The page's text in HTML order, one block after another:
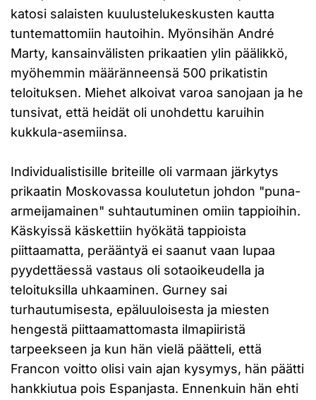
katosi salaisten kuulustelukeskusten kautta
tuntemattomiin hautoihin. Myönsihän André
Marty, kansainvälisten prikaatien ylin päälikkö,
myöhemmin määränneensä 500 prikatistin
teloituksen. Miehet alkoivat varoa sanojaan ja he
tunsivat, että heidät oli unohdettu karuihin
kukkula-asemiinsa.
Individualistisille briteille oli varmaan järkytys
prikaatin Moskovassa koulutetun johdon "puna-
armeijamainen" suhtautuminen omiin tappioihin.
Käskyissä käskettiin hyökätä tappioista
piittaamatta, perääntyä ei saanut vaan lupaa
pyydettäessä vastaus oli sotaoikeudella ja
teloituksilla uhkaaminen. Gurney sai
turhautumisesta, epäluuloisesta ja miesten
hengestä piittaamattomasta ilmapiiristä
tarpeekseen ja kun hän vielä päätteli, että
Francon voitto olisi vain ajan kysymys, hän päätti
hankkiutua pois Espanjasta. Ennenkuin hän ehti